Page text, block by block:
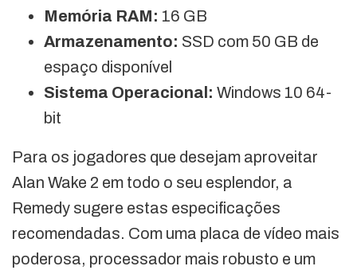
Memória RAM: 16 GB
Armazenamento: SSD com 50 GB de
espaço disponível
Sistema Operacional: Windows 10 64-
bit
Para os jogadores que desejam aproveitar
Alan Wake 2 em todo o seu esplendor, a
Remedy sugere estas especificações
recomendadas. Com uma placa de vídeo mais
poderosa, processador mais robusto e um